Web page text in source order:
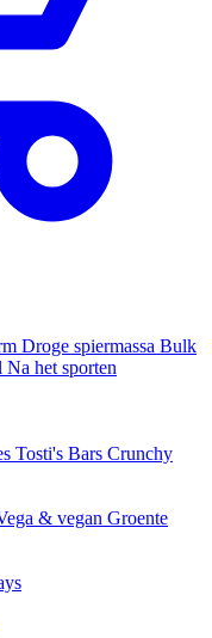
Droge spiermassa Bulk
Na het sporten
Tosti's Bars Crunchy
& vegan Groente